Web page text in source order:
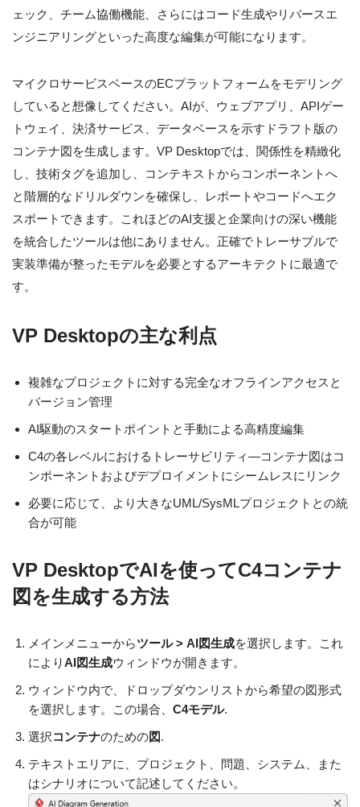
ェック、チーム協働機能、さらにはコード生成やリバースエ
ンジニアリングといった高度な編集が可能になります。
マイクロサービスベースのECプラットフォームをモデリング
していると想像してください。AIが、ウェブアプリ、APIゲー
トウェイ、決済サービス、データベースを示すドラフト版の
コンテナ図を生成します。VP Desktopでは、関係性を精緻化
し、技術タグを追加し、コンテキストからコンポーネントへ
と階層的なドリルダウンを確保し、レポートやコードへエク
スポートできます。これほどのAI支援と企業向けの深い機能
を統合したツールは他にありません。正確でトレーサブルで
実装準備が整ったモデルを必要とするアーキテクトに最適で
す。
VP Desktopの主な利点
複雑なプロジェクトに対する完全なオフラインアクセスと
バージョン管理
AI駆動のスタートポイントと手動による高精度編集
C4の各レベルにおけるトレーサビリティ—コンテナ図はコ
ンポーネントおよびデプロイメントにシームレスにリンク
必要に応じて、より大きなUML/SysMLプロジェクトとの統
合が可能
VP DesktopでAIを使ってC4コンテナ
図を生成する方法
メインメニューからツール > AI図生成を選択します。これ
によりAI図生成ウィンドウが開きます。
ウィンドウ内で、ドロップダウンリストから希望の図形式
を選択します。この場合、 C4モデル.
選択コンテナのための図.
テキストエリアに、プロジェクト、問題、システム、また
はシナリオについて記述してください。